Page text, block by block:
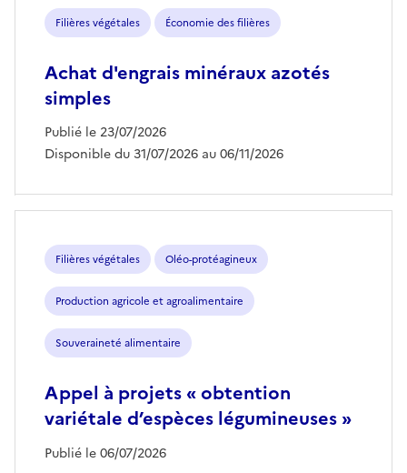
Filières végétales Économie des filières
Achat d'engrais minéraux azotés
simples
Publié le 23/07/2026
Disponible du 31/07/2026 au 06/11/2026
Filières végétales Oléo-protéagineux
Production agricole et agroalimentaire
Souveraineté alimentaire
Appel à projets « obtention
variétale d’espèces légumineuses »
Publié le 06/07/2026